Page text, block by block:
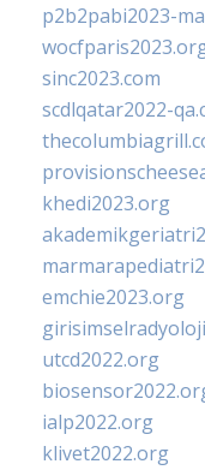
p2b2pabi2023-
sinc2023.com
scdlqatar2022-
khedi2023.org
emchie2023.org
utcd2022.org
ialp2022.org
klivet2022.org